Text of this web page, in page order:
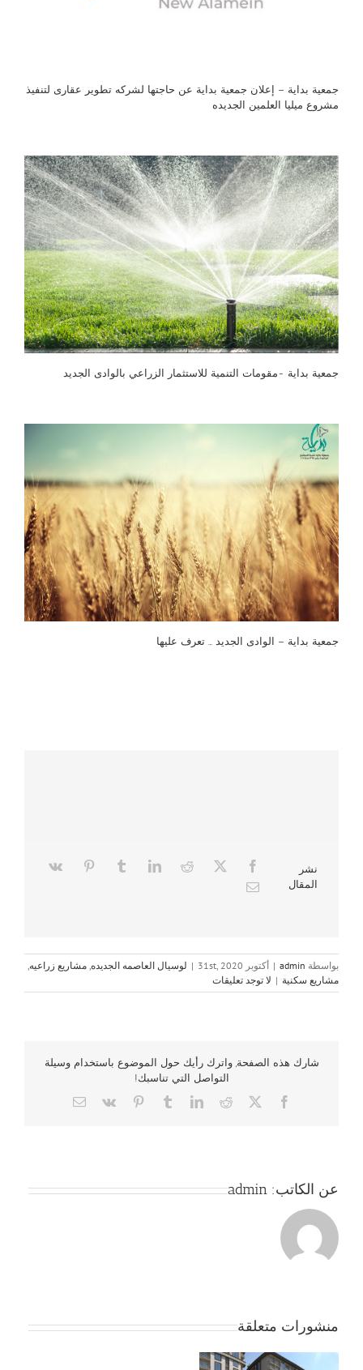
جمعية بداية – إعلان جمعية بداية عن حاجتها لشركه تطوير عقارى لتنفيذ
مشروع ميليا العلمين الجديده
جمعية بداية -مقومات التنمية للاستثمار الزراعي بالوادى الجديد
جمعية بداية – الوادى الجديد … تعرف عليها
نشر
المقال
بواسطة admin
| أكتوبر 31st, 2020 | لوسيال العاصمه الجديده, مشاريع زراعيه,
مشاريع سكنية | لا توجد تعليقات
شارك هذه الصفحة, واترك رأيك حول الموضوع باستخدام وسيلة
التواصل التي تناسبك!
Facebook
X
Reddit
LinkedIn
Tumblr
Pinterest
Vk
Email
عن الكاتب: admin
منشورات متعلقة